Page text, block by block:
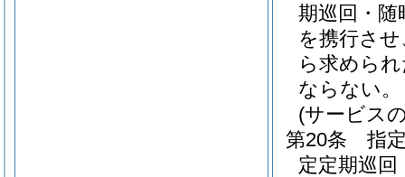
期巡回・随
を携行さ
ら求めら
ならない。
(サービス
第20条
指
定定期巡